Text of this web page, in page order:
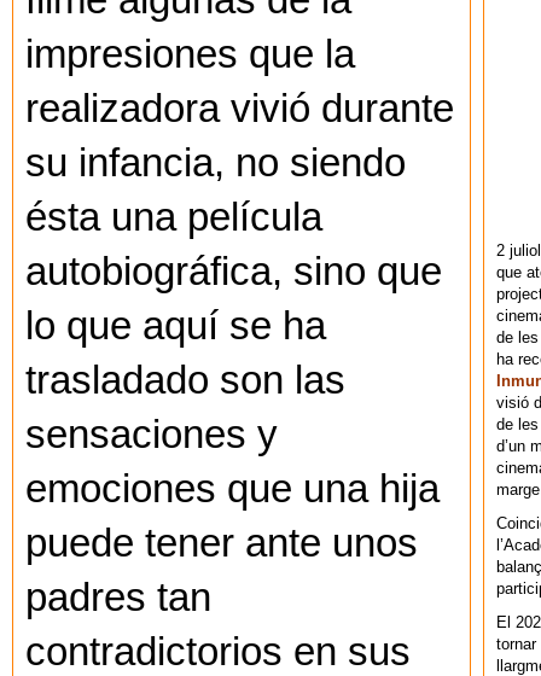
impresiones que la
realizadora vivió durante
su infancia, no siendo
ésta una película
autobiográfica, sino que
lo que aquí se ha
trasladado son las
sensaciones y
emociones que una hija
puede tener ante unos
padres tan
contradictorios en sus
2
que
de
ha
visió
de
d’un
El